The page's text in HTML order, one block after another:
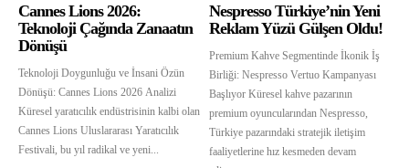
Cannes Lions 2026:
Teknoloji Çağında Zanaatın
Dönüşü
Teknoloji Doygunluğu ve İnsani Özün
Dönüşü: Cannes Lions 2026 Analizi
Küresel yaratıcılık endüstrisinin kalbi olan
Cannes Lions Uluslararası Yaratıcılık
Festivali, bu yıl radikal ve yeni...
Nespresso Türkiye’nin Yeni
Reklam Yüzü Gülşen Oldu!
Premium Kahve Segmentinde İkonik İş
Birliği: Nespresso Vertuo Kampanyası
Başlıyor Küresel kahve pazarının
premium oyuncularından Nespresso,
Türkiye pazarındaki stratejik iletişim
faaliyetlerine hız kesmeden devam